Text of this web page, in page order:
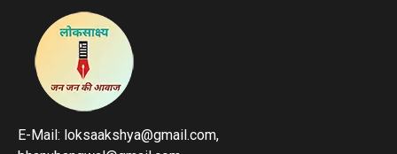
E-Mail: loksaakshya@gmail.com,